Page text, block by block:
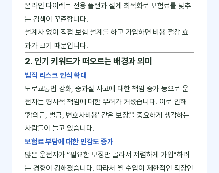
온라인 다이렉트 전용 플랜과 설계 최적화로 보험료를 낮추
는 검색이 꾸준합니다.
설계사 없이 직접 보험 설계를 하고 가입하면 비용 절감 효
과가 크기 때문입니다.
2. 인기 키워드가 떠오르는 배경과 의미
법적 리스크 인식 확대
도로교통법 강화, 중과실 사고에 대한 책임 증가 등으로 운
전자는 형사적 책임에 대한 우려가 커졌습니다. 이로 인해
‘합의금, 벌금, 변호사비용’ 같은 보장을 중요하게 생각하는
사람들이 늘고 있습니다.
보험료 부담에 대한 민감도 증가
많은 운전자가 “필요한 보장만 골라서 저렴하게 가입”하려
는 경향이 강해졌습니다. 따라서 월 수입이 제한적인 직장인